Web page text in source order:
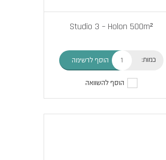
Studio 3 – Holon 500m²
כמות: הוסף לרשימה
הוסף להשוואה